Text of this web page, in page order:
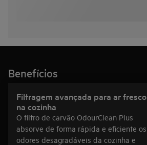
Benefícios
Filtragem avançada para ar fresco
na cozinha
O filtro de carvão OdourClean Plus
absorve de forma rápida e eficiente os
odores desagradáveis da cozinha e